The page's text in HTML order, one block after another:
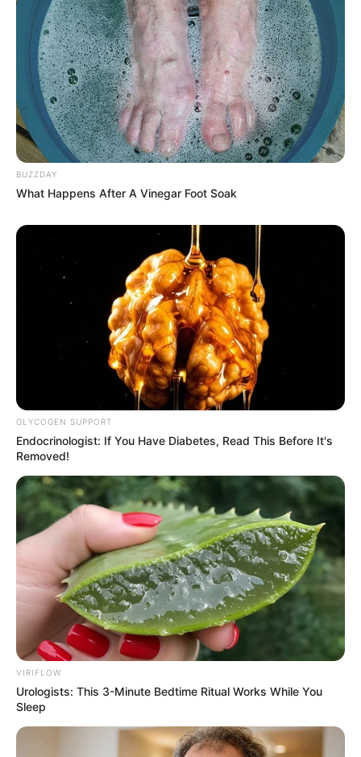
BUZZDAY
What Happens After A Vinegar Foot Soak
GLYCOGEN SUPPORT
Endocrinologist: If You Have Diabetes, Read This Before It's
Removed!
VIRIFLOW
Urologists: This 3-Minute Bedtime Ritual Works While You
Sleep